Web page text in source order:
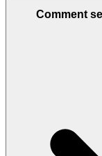
Comment